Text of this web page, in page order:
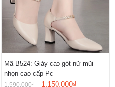
Mã B524: Giày cao gót nữ mũi
nhọn cao cấp Pc
1.590.000₫ 1.150.000₫